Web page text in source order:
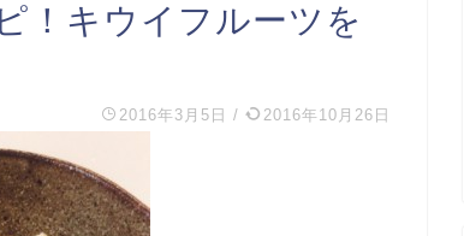
！キウイフルーツを
2016年3月5日 / 2016年10月26日